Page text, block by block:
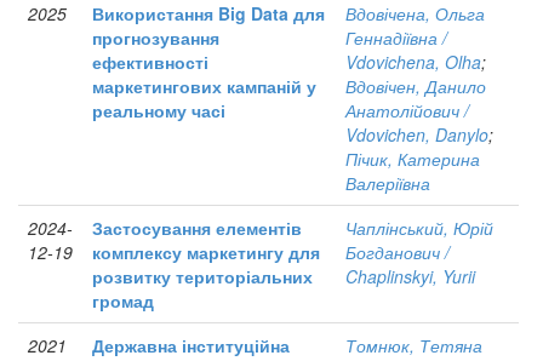
2025
Використання Big Data для
прогнозування
ефективності
маркетингових кампаній у
реальному часі
Вдовічена, Ольга
Геннадіївна /
Vdovichena, Olha;
Вдовічен, Данило
Анатолійович /
Vdovichen, Danylo;
Пічик, Катерина
Валеріївна
2024-
12-19
Застосування елементів
комплексу маркетингу для
розвитку територіальних
громад
Чаплінський, Юрій
Богданович /
Chaplinskyi, Yurii
2021
Державна інституційна
Томнюк, Тетяна